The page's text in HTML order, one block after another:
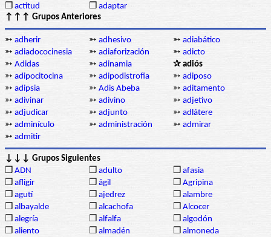
❒ actitud ❒ adaptar
↑↑↑ Grupos Anteriores
➳ adherir ➳ adhesivo ➳ adiabático
➳ adiadococinesia ➳ adiaforización ➳ adicto
➳ Adidas ➳ adinamia
✰ adiós
➳ adipocitocina ➳ adipodistrofia ➳ adiposo
➳ adipsia ➳ Adis Abeba ➳ aditamento
➳ adivinar ➳ adivino ➳ adjetivo
➳ adjudicar ➳ adjunto ➳ adlátere
➳ adminículo ➳ administración ➳ admirar
➳ admitir
↓↓↓ Grupos Siguientes
❒ ADN ❒ adulto ❒ afasia
❒ afligir ❒ ágil ❒ Agripina
❒ agutí ❒ ajedrez ❒ alambre
❒ albayalde ❒ alcachofa ❒ Alcocer
❒ alegría ❒ alfalfa ❒ algodón
❒ aliento ❒ almadén ❒ almoneda